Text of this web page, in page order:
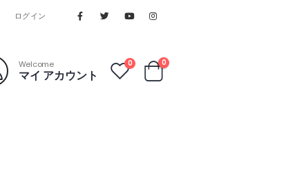
ログイン
Welcome
マイ アカウント
0 0